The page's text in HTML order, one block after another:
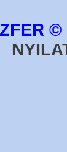
©